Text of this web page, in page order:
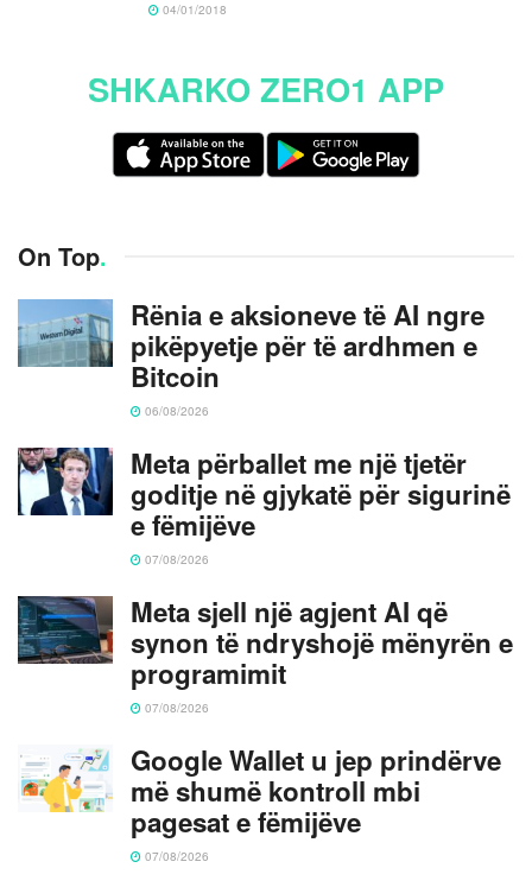
04/01/2018
SHKARKO ZERO1 APP
On Top.
Rënia e aksioneve të AI ngre
pikëpyetje për të ardhmen e
Bitcoin
06/08/2026
Meta përballet me një tjetër
goditje në gjykatë për sigurinë
e fëmijëve
07/08/2026
Meta sjell një agjent AI që
synon të ndryshojë mënyrën e
programimit
07/08/2026
Google Wallet u jep prindërve
më shumë kontroll mbi
pagesat e fëmijëve
07/08/2026